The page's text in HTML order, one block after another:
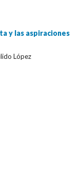
y las aspiraciones
López